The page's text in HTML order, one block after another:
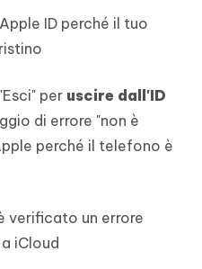
ID perché il tuo
per uscire dall'ID
di errore "non è
perché il telefono è
verificato un errore
iCloud